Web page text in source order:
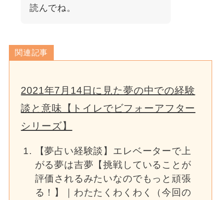
読んでね。
関連記事
2021年7月14日に見た夢の中での経験
談と意味【トイレでビフォーアフター
シリーズ】
【夢占い経験談】エレベーターで上
がる夢は吉夢【挑戦していることが
評価されるみたいなのでもっと頑張
る！】｜わたたくわくわく（今回の